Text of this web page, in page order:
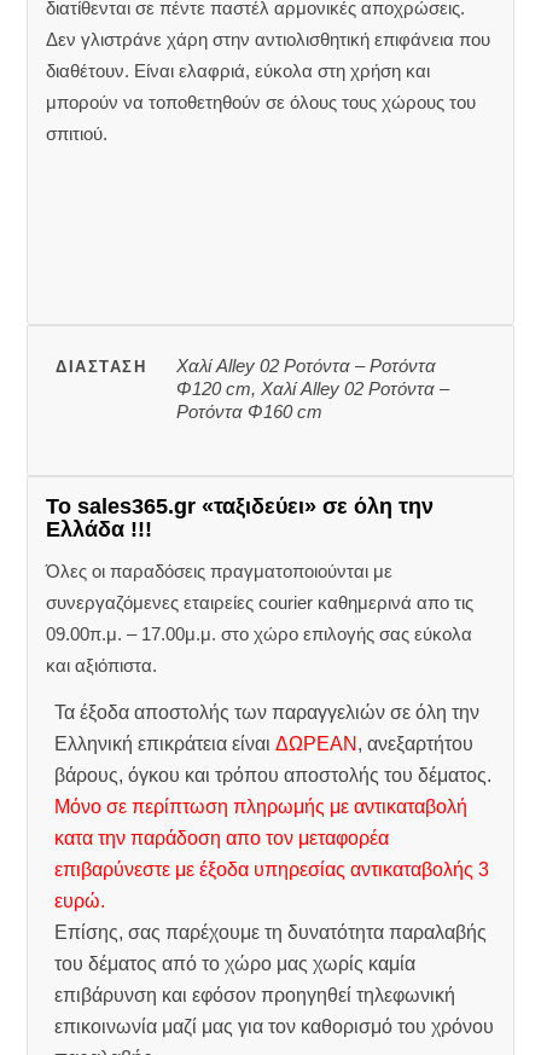
διατίθενται σε πέντε παστέλ αρμονικές αποχρώσεις.
Δεν γλιστράνε χάρη στην αντιολισθητική επιφάνεια που
διαθέτουν. Είναι ελαφριά, εύκολα στη χρήση και
μπορούν να τοποθετηθούν σε όλους τους χώρους του
σπιτιού.
ΔΙΆΣΤΑΣΗ
Χαλί Alley 02 Ροτόντα – Ροτόντα
Φ120 cm, Χαλί Alley 02 Ροτόντα –
Ροτόντα Φ160 cm
Το sales365.gr «ταξιδεύει» σε όλη την
Ελλάδα !!!
Όλες οι παραδόσεις πραγματοποιούνται με
συνεργαζόμενες εταιρείες courier καθημερινά απο τις
09.00π.μ. – 17.00μ.μ. στο χώρο επιλογής σας εύκολα
και αξιόπιστα.
Τα έξοδα αποστολής των παραγγελιών σε όλη την
Ελληνική επικράτεια είναιΔΩΡΕΑΝ , ανεξαρτήτου
βάρους, όγκου και τρόπου αποστολής του δέματος.
Μόνο σε περίπτωση πληρωμής με αντικαταβολή
κατα την παράδοση απο τον μεταφορέα
επιβαρύνεστε με έξοδα υπηρεσίας αντικαταβολής 3
ευρώ.
Επίσης, σας παρέχουμε τη δυνατότητα παραλαβής
του δέματος από το χώρο μας χωρίς καμία
επιβάρυνση και εφόσον προηγηθεί τηλεφωνική
επικοινωνία μαζί μας για τον καθορισμό του χρόνου